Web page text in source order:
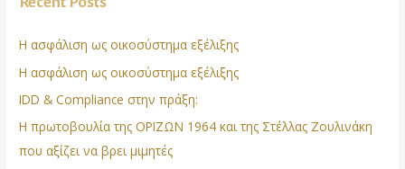
Η ασφάλιση ως οικοσύστημα εξέλιξης
Η ασφάλιση ως οικοσύστημα εξέλιξης
IDD & Compliance στην πράξη:
Η πρωτοβουλία της ΟΡΙΖΩΝ 1964 και της Στέλλας Ζουλινάκη
που αξίζει να βρει μιμητές